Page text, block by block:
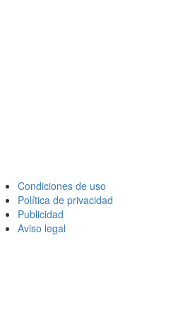
Condiciones de uso
Política de privacidad
Publicidad
Aviso legal